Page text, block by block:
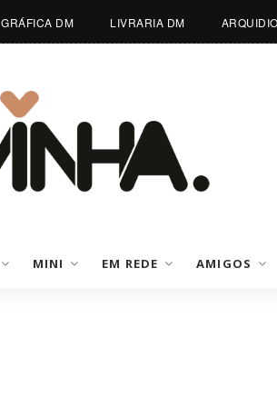
GRÁFICA DM LIVRARIA DM
MINI EM REDE AMIGOS